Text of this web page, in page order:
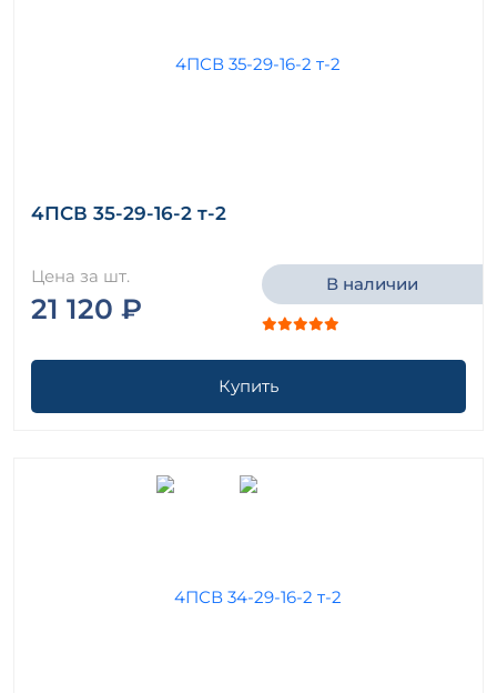
4ПСВ 35-29-16-2 т-2
Цена за шт.
21 120 ₽
В наличии
Купить